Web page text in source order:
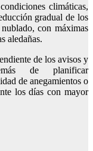
climáticas,
gradual de los
con máximas
aledañas.
de los avisos y
de planificar
de anegamientos o
los días con mayor